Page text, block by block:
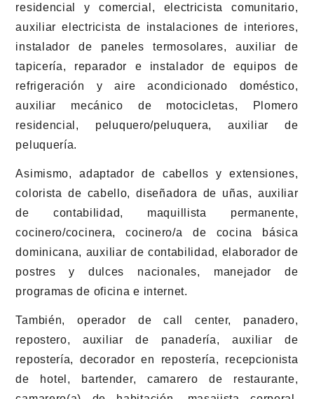
residencial y comercial, electricista comunitario,
auxiliar electricista de instalaciones de interiores,
instalador de paneles termosolares, auxiliar de
tapicería, reparador e instalador de equipos de
refrigeración y aire acondicionado doméstico,
auxiliar mecánico de motocicletas, Plomero
residencial, peluquero/peluquera, auxiliar de
peluquería.
Asimismo, adaptador de cabellos y extensiones,
colorista de cabello, diseñadora de uñas, auxiliar
de contabilidad, maquillista permanente,
cocinero/cocinera, cocinero/a de cocina básica
dominicana, auxiliar de contabilidad, elaborador de
postres y dulces nacionales, manejador de
programas de oficina e internet.
También, operador de call center, panadero,
repostero, auxiliar de panadería, auxiliar de
repostería, decorador en repostería, recepcionista
de hotel, bartender, camarero de restaurante,